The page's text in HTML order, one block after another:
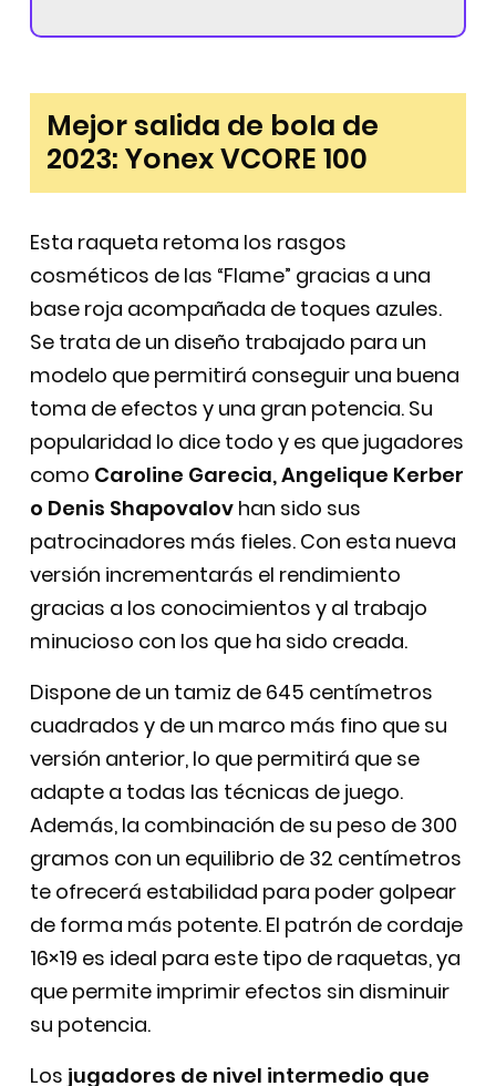
Mejor salida de bola de
2023: Yonex VCORE 100
Esta raqueta retoma los rasgos
cosméticos de las “Flame” gracias a una
base roja acompañada de toques azules.
Se trata de un diseño trabajado para un
modelo que permitirá conseguir una buena
toma de efectos y una gran potencia. Su
popularidad lo dice todo y es que jugadores
como Caroline Garecia, Angelique Kerber
o Denis Shapovalov han sido sus
patrocinadores más fieles. Con esta nueva
versión incrementarás el rendimiento
gracias a los conocimientos y al trabajo
minucioso con los que ha sido creada.
Dispone de un tamiz de 645 centímetros
cuadrados y de un marco más fino que su
versión anterior, lo que permitirá que se
adapte a todas las técnicas de juego.
Además, la combinación de su peso de 300
gramos con un equilibrio de 32 centímetros
te ofrecerá estabilidad para poder golpear
de forma más potente. El patrón de cordaje
16×19 es ideal para este tipo de raquetas, ya
que permite imprimir efectos sin disminuir
su potencia.
Los jugadores de nivel intermedio que